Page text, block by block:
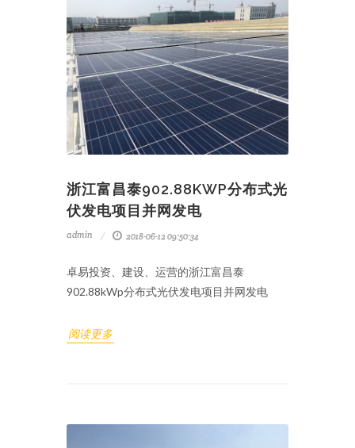
浙江富昌泰902.88KWP分布式光
伏发电项目并网发电
admin 2018-06-12 09:50:34
卓易投资、建设、运营的浙江富昌泰
902.88kWp分布式光伏发电项目并网发电
阅读更多